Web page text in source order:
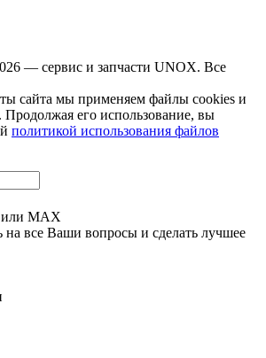
— сервис и запчасти UNOX. Все
сайта мы применяем файлы cookies и
Продолжая его использование, вы
политикой использования файлов
MAX
на все Ваши вопросы и сделать лучшее